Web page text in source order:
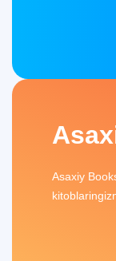
Asaxiy